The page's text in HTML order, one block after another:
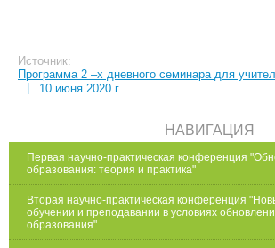
Источник:
Программа 2 –х дневного семинара для
10 июня 2020 г.
НАВИГАЦИЯ
Первая научно-практическая конференция
образования: теория и практика"
Вторая научно-практическая конференция
обучении и преподавании в условиях
образования"